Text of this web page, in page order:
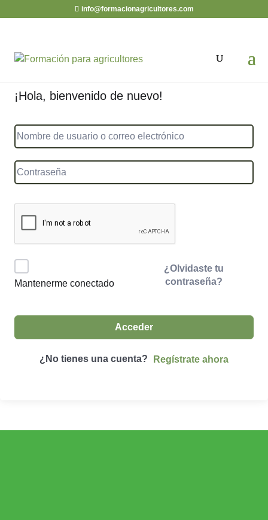
info@formacionagricultores.com
¡Hola, bienvenido de nuevo!
Mantenerme conectado
¿Olvidaste tu
contraseña?
Acceder
¿No tienes una cuenta? Regístrate ahora